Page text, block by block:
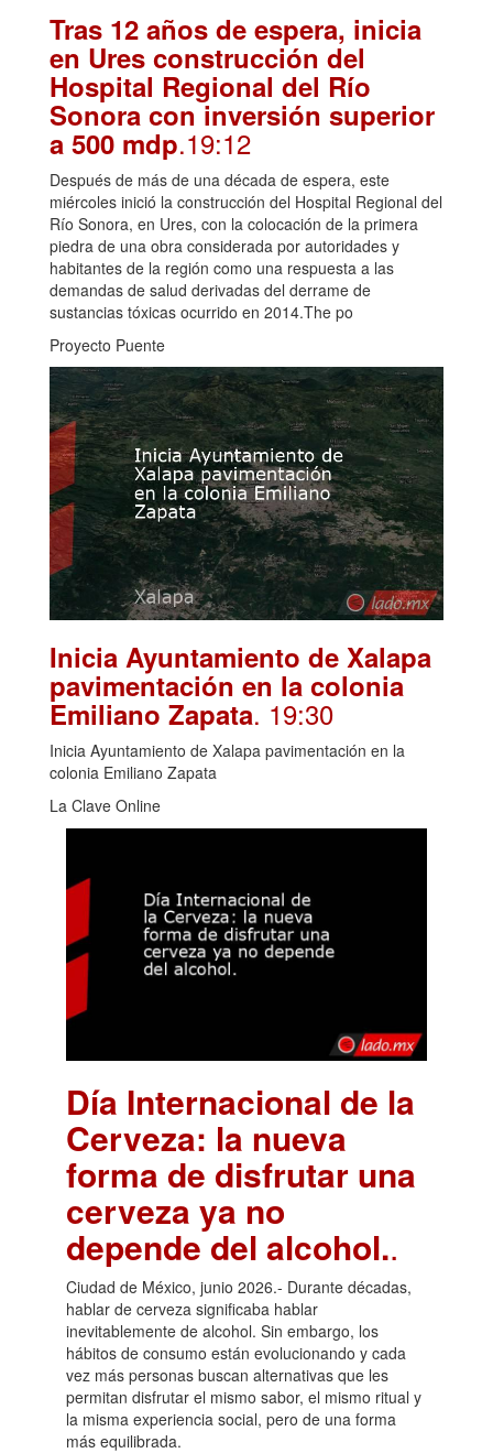
Tras 12 años de espera, inicia
en Ures construcción del
Hospital Regional del Río
Sonora con inversión superior
a 500 mdp.19:12
Después de más de una década de espera, este
miércoles inició la construcción del Hospital Regional del
Río Sonora, en Ures, con la colocación de la primera
piedra de una obra considerada por autoridades y
habitantes de la región como una respuesta a las
demandas de salud derivadas del derrame de
sustancias tóxicas ocurrido en 2014.The po
Proyecto Puente
Inicia Ayuntamiento de Xalapa
pavimentación en la colonia
Emiliano Zapata. 19:30
Inicia Ayuntamiento de Xalapa pavimentación en la
colonia Emiliano Zapata
La Clave Online
Día Internacional de la
Cerveza: la nueva
forma de disfrutar una
cerveza ya no
depende del alcohol..
Ciudad de México, junio 2026.- Durante décadas,
hablar de cerveza significaba hablar
inevitablemente de alcohol. Sin embargo, los
hábitos de consumo están evolucionando y cada
vez más personas buscan alternativas que les
permitan disfrutar el mismo sabor, el mismo ritual y
la misma experiencia social, pero de una forma
más equilibrada.